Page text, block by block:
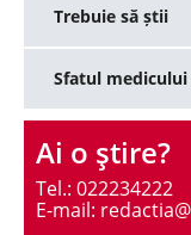
Trebuie să știi
Sfatul medicului
Ai o ştire?
Tel.: 022234222
E-mail: